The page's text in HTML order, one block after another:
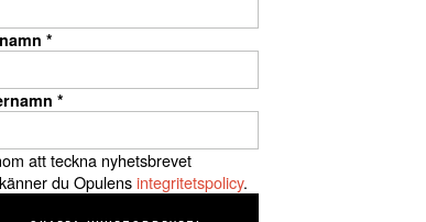
*
*
att teckna nyhetsbrevet
du Opulensintegritetspolicy.